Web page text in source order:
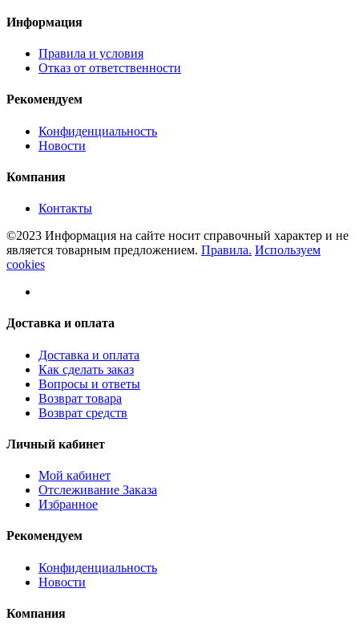
Информация
Правила и условия
Отказ от ответственности
Рекомендуем
Конфиденциальность
Новости
Компания
Контакты
©2023 Информация на сайте носит справочный характер и не
является товарным предложением. Правила. Используем
cookies
Доставка и оплата
Доставка и оплата
Как сделать заказ
Вопросы и ответы
Возврат товара
Возврат средств
Личный кабинет
Мой кабинет
Отслеживание Заказа
Избранное
Рекомендуем
Конфиденциальность
Новости
Компания